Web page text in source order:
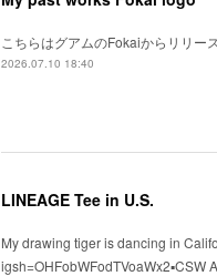
こちらはグアムのFokaiからリリー
2026.07.10 18:40
LINEAGE Tee in U.S.
My drawing tiger is dancing in
igsh=OHFobWFodTVoaWx2▪️CSW